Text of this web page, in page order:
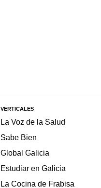
VERTICALES
La Voz de la Salud
Sabe Bien
Global Galicia
Estudiar en Galicia
La Cocina de Frabisa